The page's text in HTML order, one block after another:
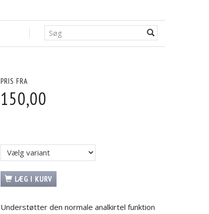
PRIS FRA
150,00
LÆG I KURV
Understøtter den normale analkirtel funktion